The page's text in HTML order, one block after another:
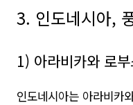
3. 인도네시아,
1) 아라비카와 로
인도네시아는 아라비카